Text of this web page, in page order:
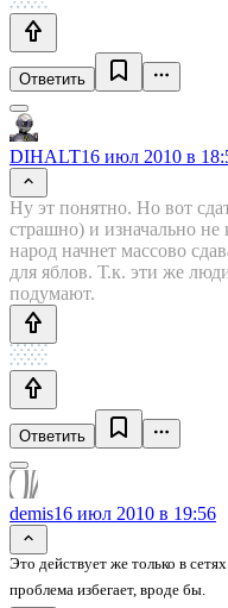
Ответить
DIHALT16 июл 2010 в
Ну эт понятно. Но вот
страшно) и изначально
народ начнет массово
для яблов. Т.к. эти же
подумают.
Ответить
demis16 июл 2010 в 19:56
Это действует же только в
проблема избегает, вроде бы.